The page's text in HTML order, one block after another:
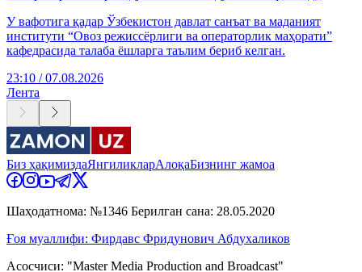
У вафотига қадар Ўзбекистон давлат санъат ва маданият
институти “Овоз режиссёрлиги ва операторлик маҳорати”
кафедрасида талаба ёшларга таълим бериб келган.
23:10 / 07.08.2026
Лента
Биз ҳақимиздаЯнгиликларАлоқаБизнинг жамоа
Шаҳодатнома: №1346 Берилган сана: 28.05.2020
Ғоя муаллифи: Фирдавс Фридунович Абдухаликов
Асосчиси: "Master Media Production and Broadcast"